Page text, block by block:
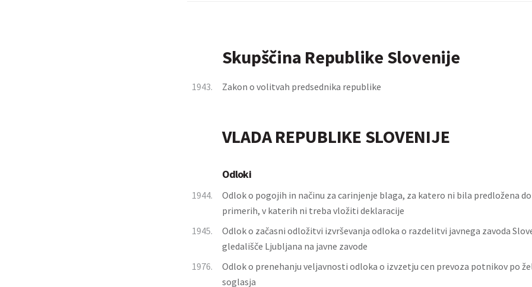
Skupščina Republike Slovenije
1943. Zakon o volitvah predsednika republike
VLADA REPUBLIKE SLOVENIJE
Odloki
1944.
Odlok o pogojih in načinu za carinjenje blaga, za katero ni bila predložena
primerih, v katerih ni treba vložiti deklaracije
1945.
Odlok o začasni odložitvi izvrševanja odloka o razdelitvi javnega zavoda
gledališče Ljubljana na javne zavode
1976.
Odlok o prenehanju veljavnosti odloka o izvzetju cen prevoza potnikov po
soglasja